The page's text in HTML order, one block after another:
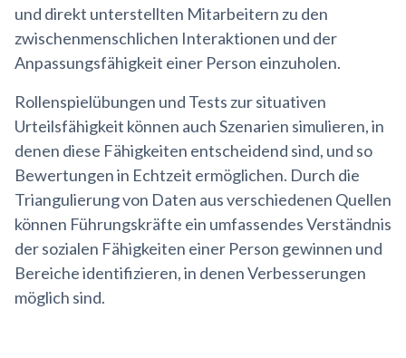
und direkt unterstellten Mitarbeitern zu den
zwischenmenschlichen Interaktionen und der
Anpassungsfähigkeit einer Person einzuholen.
Rollenspielübungen und Tests zur situativen
Urteilsfähigkeit können auch Szenarien simulieren, in
denen diese Fähigkeiten entscheidend sind, und so
Bewertungen in Echtzeit ermöglichen. Durch die
Triangulierung von Daten aus verschiedenen Quellen
können Führungskräfte ein umfassendes Verständnis
der sozialen Fähigkeiten einer Person gewinnen und
Bereiche identifizieren, in denen Verbesserungen
möglich sind.